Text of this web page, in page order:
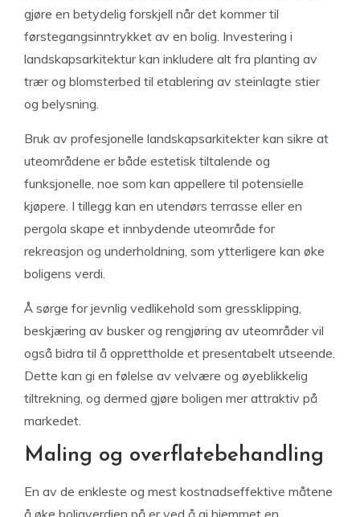
gjøre en betydelig forskjell når det kommer til
førstegangsinntrykket av en bolig. Investering i
landskapsarkitektur kan inkludere alt fra planting av
trær og blomsterbed til etablering av steinlagte stier
og belysning.
Bruk av profesjonelle landskapsarkitekter kan sikre at
uteområdene er både estetisk tiltalende og
funksjonelle, noe som kan appellere til potensielle
kjøpere. I tillegg kan en utendørs terrasse eller en
pergola skape et innbydende uteområde for
rekreasjon og underholdning, som ytterligere kan øke
boligens verdi.
Å sørge for jevnlig vedlikehold som gressklipping,
beskjæring av busker og rengjøring av uteområder vil
også bidra til å opprettholde et presentabelt utseende.
Dette kan gi en følelse av velvære og øyeblikkelig
tiltrekning, og dermed gjøre boligen mer attraktiv på
markedet.
Maling og overflatebehandling
En av de enkleste og mest kostnadseffektive måtene
å øke boligverdien på er ved å gi hjemmet en